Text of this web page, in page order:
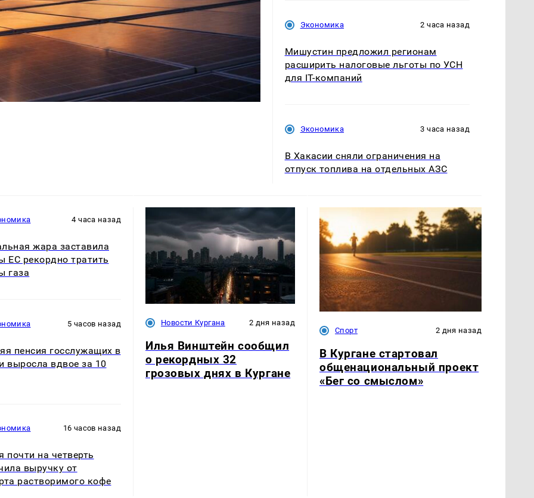
Экономика 2 часа назад
Мишустин предложил регионам
расширить налоговые льготы по УСН
для IT-компаний
Экономика 3 часа назад
В Хакасии сняли ограничения на
отпуск топлива на отдельных АЗС
4 часа назад
жара заставила
ЕС рекордно тратить
газа
5 часов назад
пенсия госслужащих в
выросла вдвое за 10
16 часов назад
почти на четверть
выручку от
растворимого кофе
Новости Кургана 2 дня назад
Илья Винштейн сообщил
о рекордных 32
грозовых днях в Кургане
Спорт 2 дня назад
В Кургане стартовал
общенациональный проект
«Бег со смыслом»